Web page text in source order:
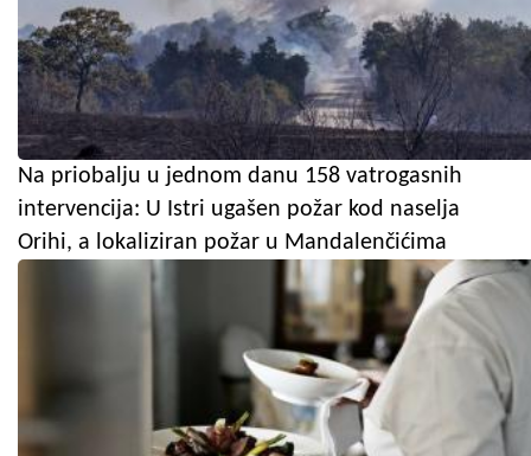
Na priobalju u jednom danu 158 vatrogasnih
intervencija: U Istri ugašen požar kod naselja
Orihi, a lokaliziran požar u Mandalenčićima